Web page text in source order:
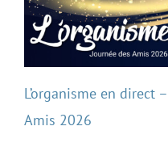
L’organisme en direct
Amis 2026